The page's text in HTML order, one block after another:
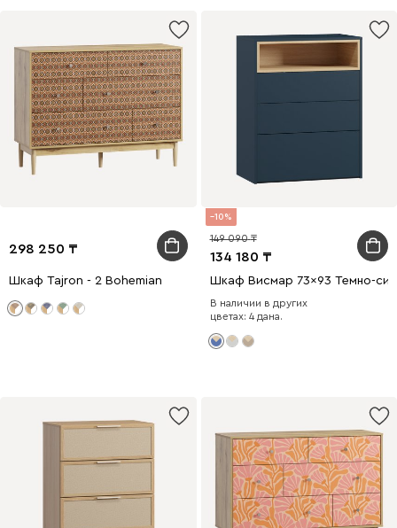
298 250
Шкаф Tajron - 2 Bohemian
10
134 180
149 090
Шкаф Висмар 73x93 Темно-
В наличии в других
цветах: 4 дана.